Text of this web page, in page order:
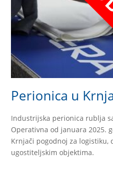
Perionica u
Industrijska perionica rublja
Operativna od januara 2025.
Krnjači pogodnoj za logistiku,
ugostiteljskim objektima.